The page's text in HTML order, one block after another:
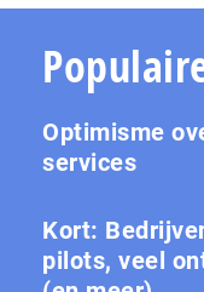
Optimisme
services
Kort:
pilots, veel